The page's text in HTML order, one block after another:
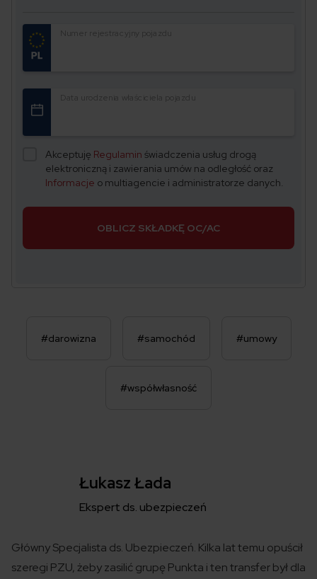
Numer rejestracyjny pojazdu
Data urodzenia właściciela pojazdu
Akceptuję Regulamin świadczenia usług drogą
elektroniczną i zawierania umów na odległość oraz
Informacje o multiagencie i administratorze danych.
OBLICZ SKŁADKĘ OC/AC
#darowizna #samochód #umowy
#współwłasność
Łukasz Łada
Ekspert ds. ubezpieczeń
Główny Specjalista ds. Ubezpieczeń. Kilka lat temu opuścił
szeregi PZU, żeby zasilić grupę Punkta i ten transfer był dla